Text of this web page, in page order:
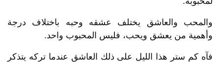
والمحب والعاشق يختلف عشقه وحبه باختلاف درجة
وأهمية من يعشق ويحب، فليس المحبوب واحد.
فآه كم ستر هذا الليل على ذلك العاشق عندما تركه يتذكر